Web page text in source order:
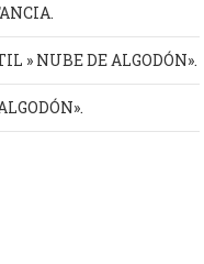
» NUBE DE ALGODÓN».